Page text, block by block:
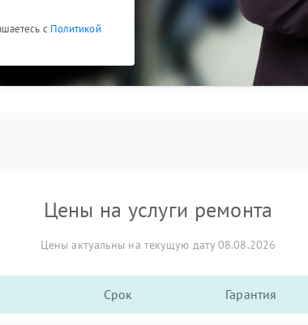
с Политикой
Цены на услуги ремонта
Цены актуальны на текущую дату 08.08.2026
Срок Гарантия